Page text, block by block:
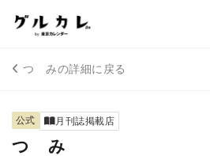
つゞみの詳細に戻る
公式 月刊誌掲載店
つゞみ